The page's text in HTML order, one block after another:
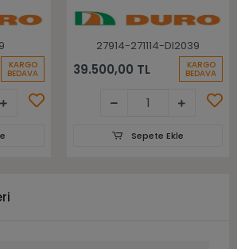
KARGO
BEDAVA
Lastiği
27914-271114-DI2039
39.500,00 TL KARGO
BEDAVA
Sepete Ekle